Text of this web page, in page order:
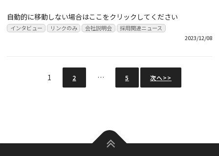
自動的に移動しない場合はここをクリックしてください
インタビュー リンクのみ 会社説明会
採用関連ニュース
2023/12/08
1 2 … 5 次へ>>